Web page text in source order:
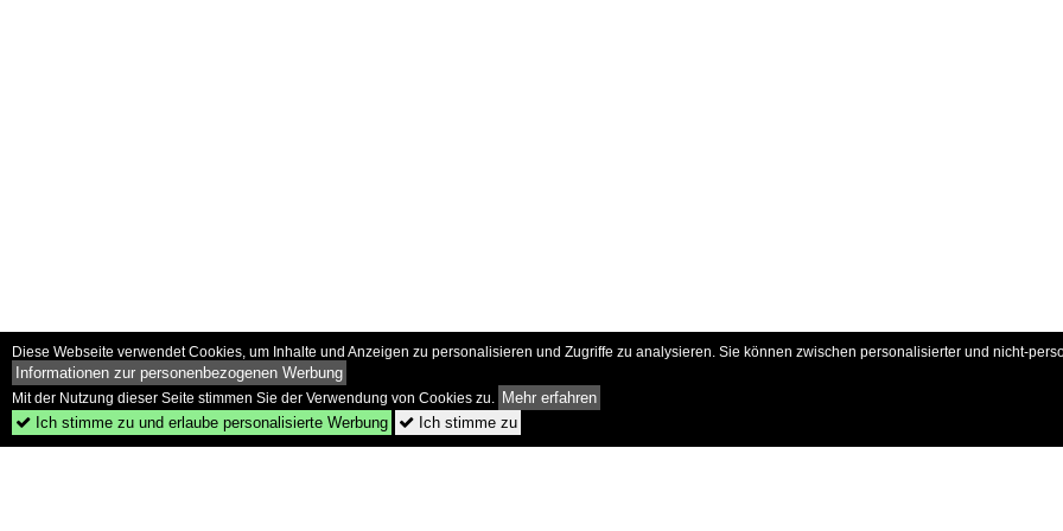
Diese Webseite verwendet Cookies, um Inhalte und Anzeigen zu personalisieren und Zugriffe zu analysieren. Sie können zwischen personalisierter und nicht-
Informationen zur personenbezogenen Werbung
Mit der Nutzung dieser Seite stimmen Sie der Verwendung von Cookies zu. Mehr erfahren
 Ich stimme zu und erlaube personalisierte Werbung  Ich stimme zu